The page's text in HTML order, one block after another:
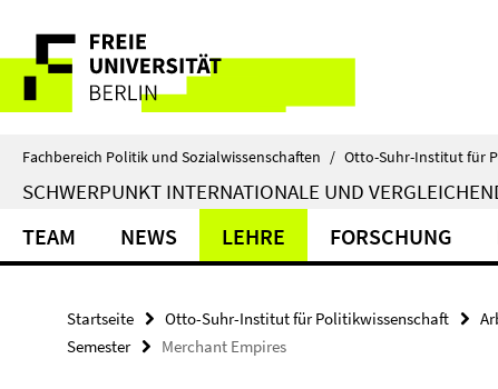
direkt
Inhalt
Service-
Navigation
Fachbereich Politik und Sozialwissenschaften / Otto-Suhr-Institut für
SCHWERPUNKT INTERNATIONALE UND
TEAM NEWS LEHRE FORSCHUNG
Startseite Otto-Suhr-Institut für Politikwissenschaft
Semester
Merchant Empires